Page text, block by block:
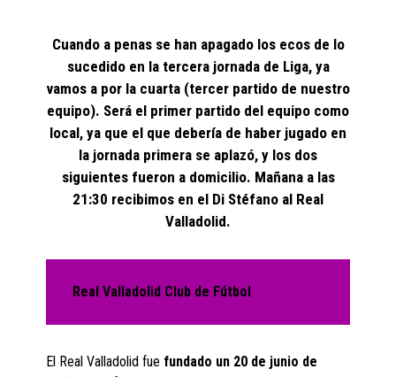
Cuando a penas se han apagado los ecos de lo
sucedido en la tercera jornada de Liga, ya
vamos a por la cuarta (tercer partido de nuestro
equipo). Será el primer partido del equipo como
local, ya que el que debería de haber jugado en
la jornada primera se aplazó, y los dos
siguientes fueron a domicilio. Mañana a las
21:30 recibimos en el Di Stéfano al Real
Valladolid.
Real Valladolid Club de Fútbol
El Real Valladolid fue fundado un 20 de junio de